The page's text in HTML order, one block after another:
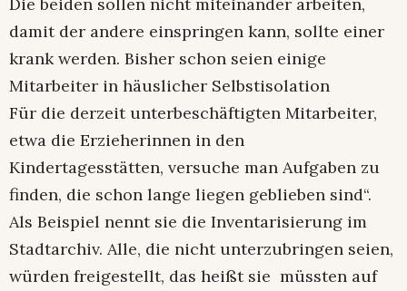
damit der andere einspringen kann, sollte einer
krank werden. Bisher schon seien einige
Mitarbeiter in häuslicher Selbstisolation
Für die derzeit unterbeschäftigten Mitarbeiter,
etwa die Erzieherinnen in den
Kindertagesstätten, versuche man Aufgaben zu
finden, die schon lange liegen geblieben sind“.
Als Beispiel nennt sie die Inventarisierung im
Stadtarchiv. Alle, die nicht unterzubringen seien,
würden freigestellt, das heißt sie müssten auf